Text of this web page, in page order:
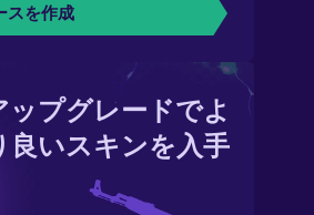
スを作成
ップグレードでよ
良いスキンを入手